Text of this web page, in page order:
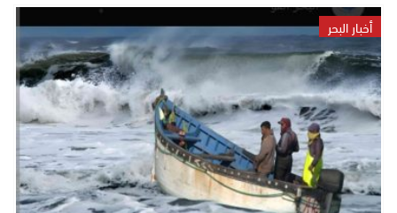
أخبار البحر